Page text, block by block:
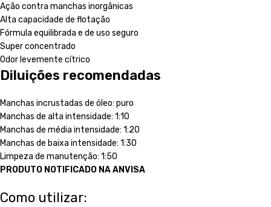
Ação contra manchas inorgânicas
Alta capacidade de flotação
Fórmula equilibrada e de uso seguro
Super concentrado
Odor levemente cítrico
Diluições recomendadas
Manchas incrustadas de óleo: puro
Manchas de alta intensidade: 1:10
Manchas de média intensidade: 1:20
Manchas de baixa intensidade: 1:30
Limpeza de manutenção: 1:50
PRODUTO NOTIFICADO NA ANVISA
Como utilizar: